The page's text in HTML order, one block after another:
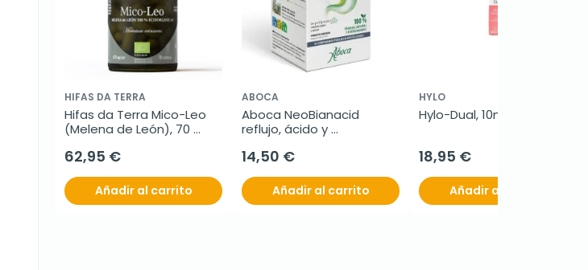
HIFAS DA TERRA
Hifas da Terra Mico-Leo
(Melena de León), 70
62,95 €
Añadir al carrito
ABOCA
Aboca NeoBianacid
reflujo, ácido y
45 comprimidos
14,50 €
Añadir al carrito
HYLO
Hylo-Dual, 10ml.
18,95 €
Añadir al carrito